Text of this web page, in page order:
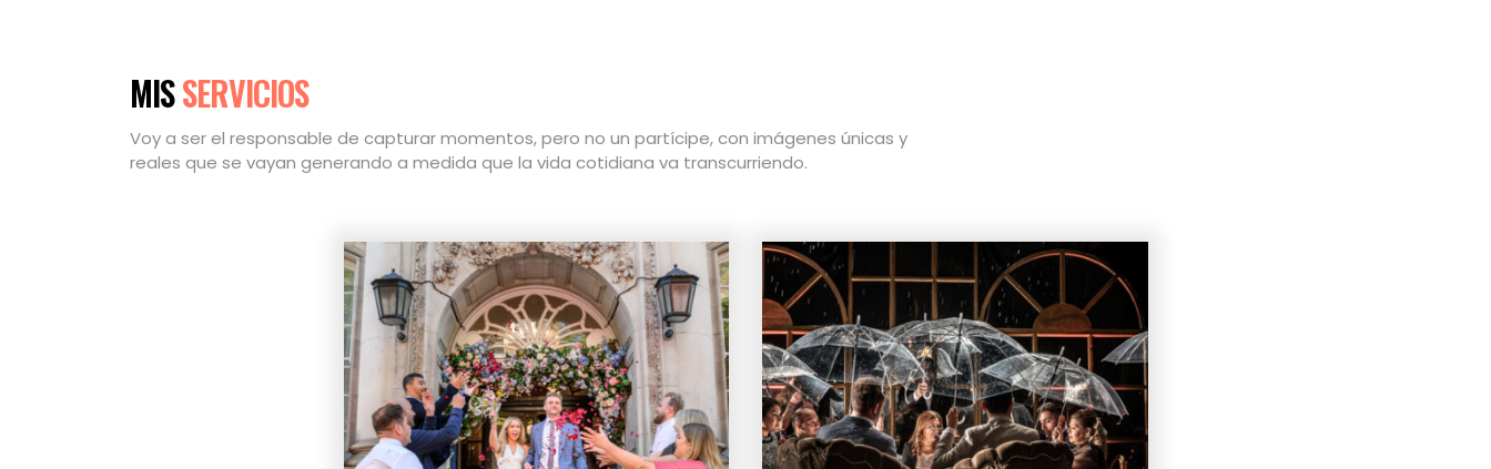
MISSERVICIOS
Voy a ser el responsable de capturar momentos, pero no un partícipe, con imágenes únicas y
reales que se vayan generando a medida que la vida cotidiana va transcurriendo.